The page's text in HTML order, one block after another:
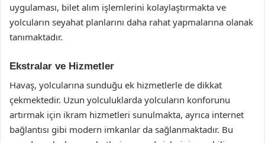
uygulaması, bilet alım işlemlerini kolaylaştırmakta ve
yolcuların seyahat planlarını daha rahat yapmalarına olanak
tanımaktadır.
Ekstralar ve Hizmetler
Havaş, yolcularına sunduğu ek hizmetlerle de dikkat
çekmektedir. Uzun yolculuklarda yolcuların konforunu
artırmak için ikram hizmetleri sunulmakta, ayrıca internet
bağlantısı gibi modern imkanlar da sağlanmaktadır. Bu